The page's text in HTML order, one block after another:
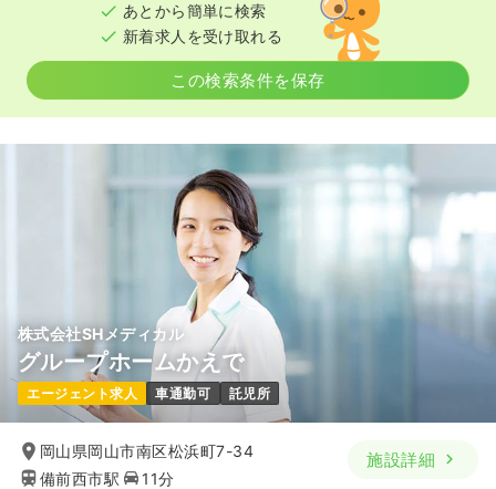
あとから簡単に検索
新着求人を受け取れる
この検索条件を保存
株式会社SHメディカル
グループホームかえで
エージェント求人 車通勤可 託児所
岡山県岡山市南区松浜町7-34
備前西市駅
11分
施設詳細